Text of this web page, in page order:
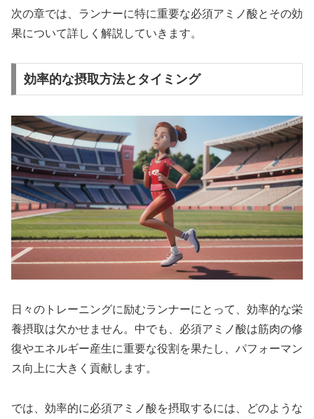
次の章では、ランナーに特に重要な必須アミノ酸とその効
果について詳しく解説していきます。
効率的な摂取方法とタイミング
日々のトレーニングに励むランナーにとって、効率的な栄
養摂取は欠かせません。中でも、 必須アミノ酸は筋肉の修
復やエネルギー産生に重要な役割を果たし、パフォーマン
ス向上に大きく貢献します。
では、効率的に必須アミノ酸を摂取するには、どのような